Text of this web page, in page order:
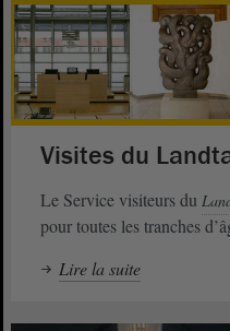
Visites du
Le Service visiteurs du
pour toutes les tranches
Lire la suite